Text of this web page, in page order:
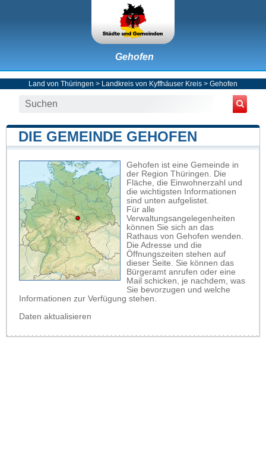
Gehofen
Land von Thüringen > Landkreis von Kyffhäuser Kreis > Gehofen
DIE GEMEINDE GEHOFEN
Gehofen ist eine Gemeinde in
der Region Thüringen. Die
Fläche, die Einwohnerzahl und
die wichtigsten Informationen
sind unten aufgelistet.
Für alle
Verwaltungsangelegenheiten
können Sie sich an das
Rathaus von Gehofen wenden.
Die Adresse und die
Öffnungszeiten stehen auf
dieser Seite. Sie können das
Bürgeramt anrufen oder eine
Mail schicken, je nachdem, was
Sie bevorzugen und welche
Informationen zur Verfügung stehen.
Daten aktualisieren